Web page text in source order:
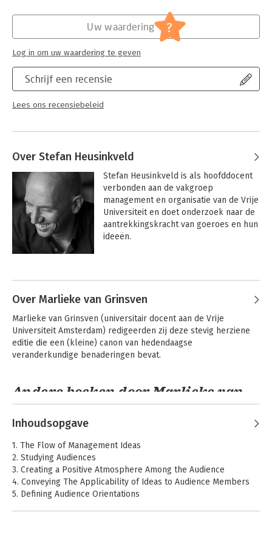
students in organisation studies, knowledge management and
management consultancy, as well as reflective management
Schrijf een recensie
Lees ons recensiebeleid
Uw waardering ?
Log in om uw waardering te geven
Over Stefan Heusinkveld
Stefan Heusinkveld is als hoofddocent
verbonden aan de vakgroep
management en organisatie van de Vrije
Universiteit en doet onderzoek naar de
aantrekkingskracht van goeroes en hun
ideeën.
Heusinkveld
managementideeënfabriek
Over Marlieke van Grinsven
Marlieke van Grinsven (universitair docent aan de Vrije
Universiteit Amsterdam) redigeerden zij deze stevig herziene
editie die een (kleine) canon van hedendaagse
veranderkundige benaderingen bevat.
Andere boeken door Marlieke van
Grinsven
Inhoudsopgave
1. The Flow of Management Ideas
2. Studying Audiences
3. Creating a Positive Atmosphere Among the Audience
4. Conveying The Applicability of Ideas to Audience Members
5. Defining Audience Orientations